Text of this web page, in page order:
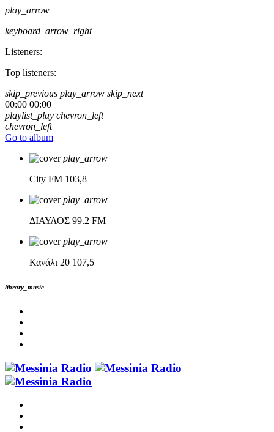
play_arrow
keyboard_arrow_right
Listeners:
Top listeners:
skip_previous play_arrow skip_next
00:00 00:00
playlist_play chevron_left
chevron_left
Go to album
play_arrow
City FM 103,8
play_arrow
ΔΙΑΥΛΟΣ 99.2 FM
play_arrow
Κανάλι 20 107,5
library_music